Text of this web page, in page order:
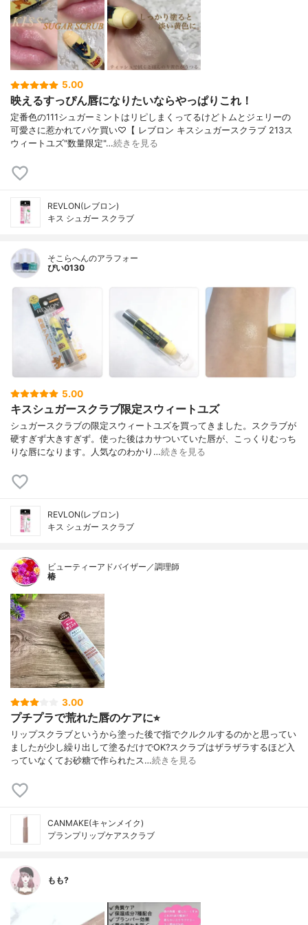
5.00
映えるすっぴん唇になりたいならやっぱりこれ！
定番色の111シュガーミントはリピしまくってるけどトムとジェリーの
可愛さに惹かれてパケ買い♡【 レブロン キスシュガースクラブ 213ス
ウィートユズ"数量限定"…続きを見る
REVLON(レブロン)
キス シュガー スクラブ
そこらへんのアラフォー
ぴい0130
5.00
キスシュガースクラブ限定スウィートユズ
シュガースクラブの限定スウィートユズを買ってきました。スクラブが
硬すぎず大きすぎず。使った後はカサついていた唇が、こっくりむっち
りな唇になります。人気なのわかり…続きを見る
REVLON(レブロン)
キス シュガー スクラブ
ビューティーアドバイザー／調理師
椿
3.00
プチプラで荒れた唇のケアに⭐︎
リップスクラブというから塗った後で指でクルクルするのかと思ってい
ましたが少し繰り出して塗るだけでOK?スクラブはザラザラするほど入
っていなくてお砂糖で作られたス…続きを見る
CANMAKE(キャンメイク)
プランプリップケアスクラブ
もも?